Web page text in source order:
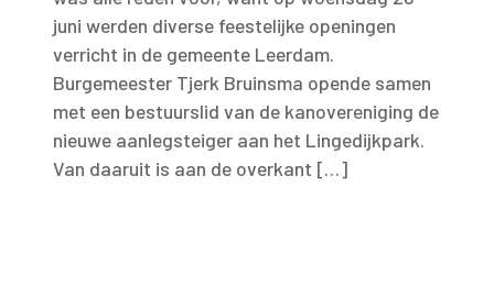
juni werden diverse feestelijke openingen
verricht in de gemeente Leerdam.
Burgemeester Tjerk Bruinsma opende samen
met een bestuurslid van de kanovereniging de
nieuwe aanlegsteiger aan het Lingedijkpark.
Van daaruit is aan de overkant […]